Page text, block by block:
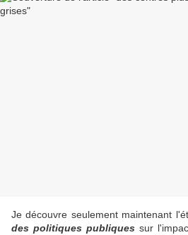
Je découvre seulement maintenant
des politiques publiquessur